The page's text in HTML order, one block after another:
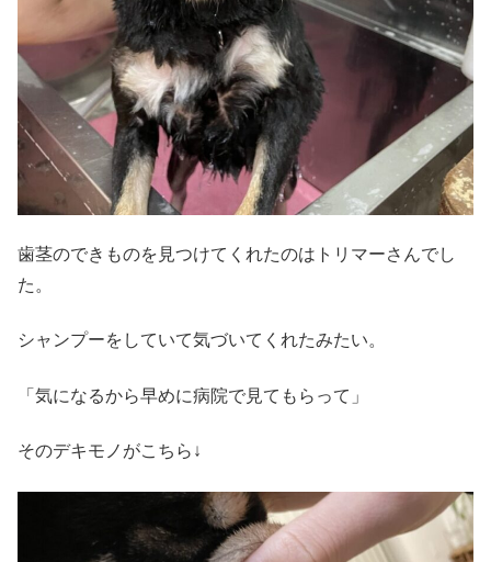
歯茎のできものを見つけてくれたのはトリマーさんでし
た。
シャンプーをしていて気づいてくれたみたい。
「気になるから早めに病院で見てもらって」
そのデキモノがこちら↓